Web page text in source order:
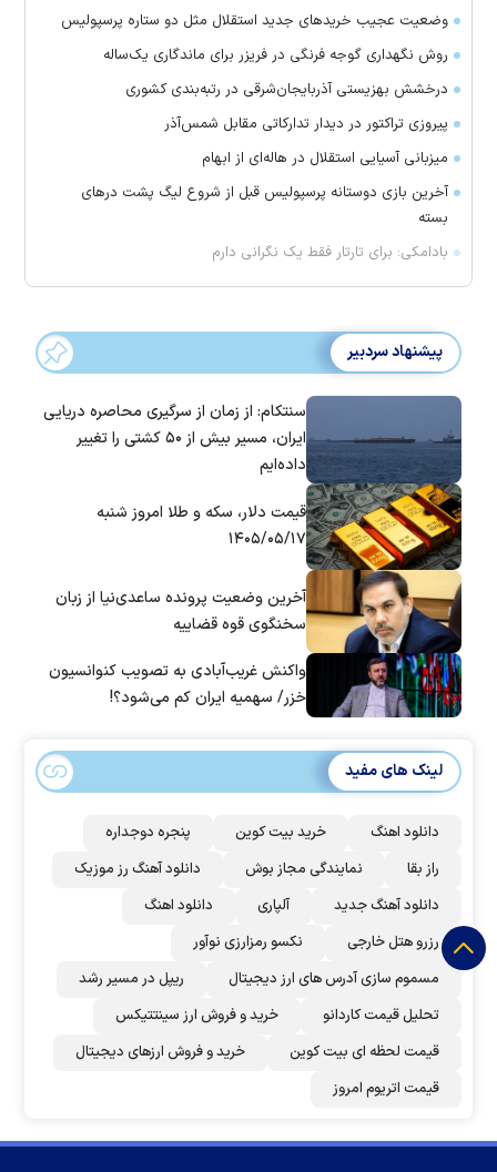
وضعیت عجیب خرید‌های جدید استقلال مثل دو ستاره پرسپولیس
روش نگهداری گوجه فرنگی در فریزر برای ماندگاری یک‌ساله
درخشش بهزیستی آذربایجان‌شرقی در رتبه‌بندی کشوری
پیروزی تراکتور در دیدار تدارکاتی مقابل شمس‌آذر
میزبانی آسیایی استقلال در هاله‌ای از ابهام
آخرین بازی دوستانه پرسپولیس قبل از شروع لیگ پشت در‌های
بسته
بادامکی: برای تارتار فقط یک نگرانی دارم
پیشنهاد سردبیر
سنتکام: از زمان از سرگیری محاصره دریایی
ایران، مسیر بیش از ۵۰ کشتی را تغییر
داده‌ایم
قیمت دلار، سکه و طلا امروز شنبه
۱۴۰۵/۰۵/۱۷
آخرین وضعیت پرونده ساعدی‌نیا از زبان
سخنگوی قوه قضاییه
واکنش غریب‌آبادی به تصویب کنوانسیون
خزر/ سهمیه ایران کم می‌شود؟!
لینک های مفید
دانلود اهنگ خرید بیت کوین
پنجره دوجداره
راز بقا
نمایندگی مجاز بوش
دانلود آهنگ رز‌ موزیک
دانلود آهنگ جدید
آلپاری
دانلود اهنگ
رزرو هتل خارجی
نکسو رمزارزی نوآور
مسموم سازی آدرس های ارز دیجیتال
ریپل در مسیر رشد
تحلیل قیمت کاردانو
خرید و فروش ارز سینتتیکس
قیمت لحظه ای بیت کوین
خرید و فروش ارزهای دیجیتال
قیمت اتریوم امروز